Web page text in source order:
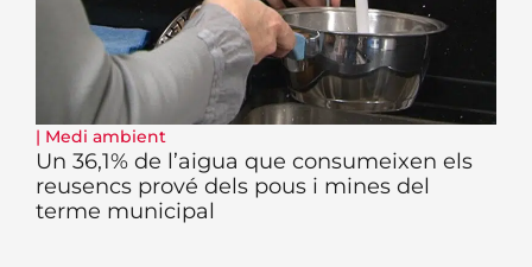
| Medi ambient
Un 36,1% de l’aigua que consumeixen els
reusencs prové dels pous i mines del
terme municipal